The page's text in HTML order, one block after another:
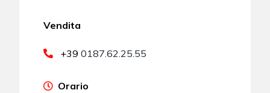
Vendita
+390187.62.25.55
Orario